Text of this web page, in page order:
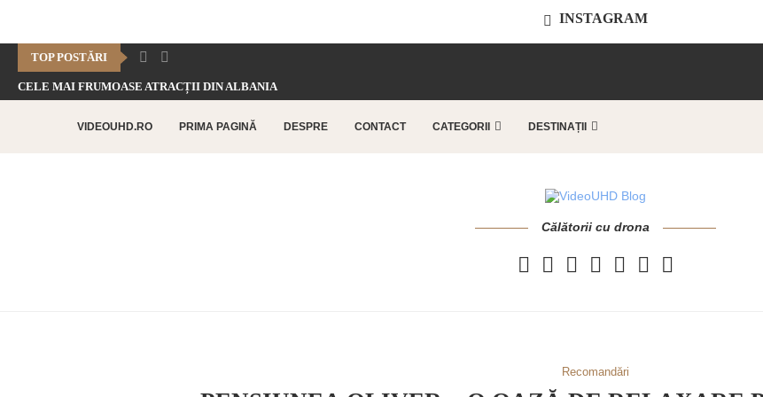
INSTAGRAM
TOP POSTĂRI
CELE MAI FRUMOASE ATRACȚII DIN ALBANIA
VIDEOUHD.RO PRIMA PAGINĂ DESPRE CONTACT CATEGORII DESTINAȚII
Călătorii cu drona
Recomandări